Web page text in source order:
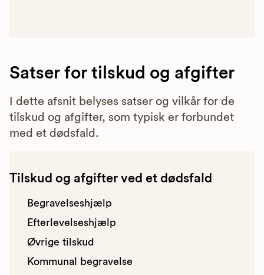
Satser for tilskud og afgifter
I dette afsnit belyses satser og vilkår for de
tilskud og afgifter, som typisk er forbundet
med et dødsfald.
Tilskud og afgifter ved et dødsfald
Begravelseshjælp
Efterlevelseshjælp
Øvrige tilskud
Kommunal begravelse